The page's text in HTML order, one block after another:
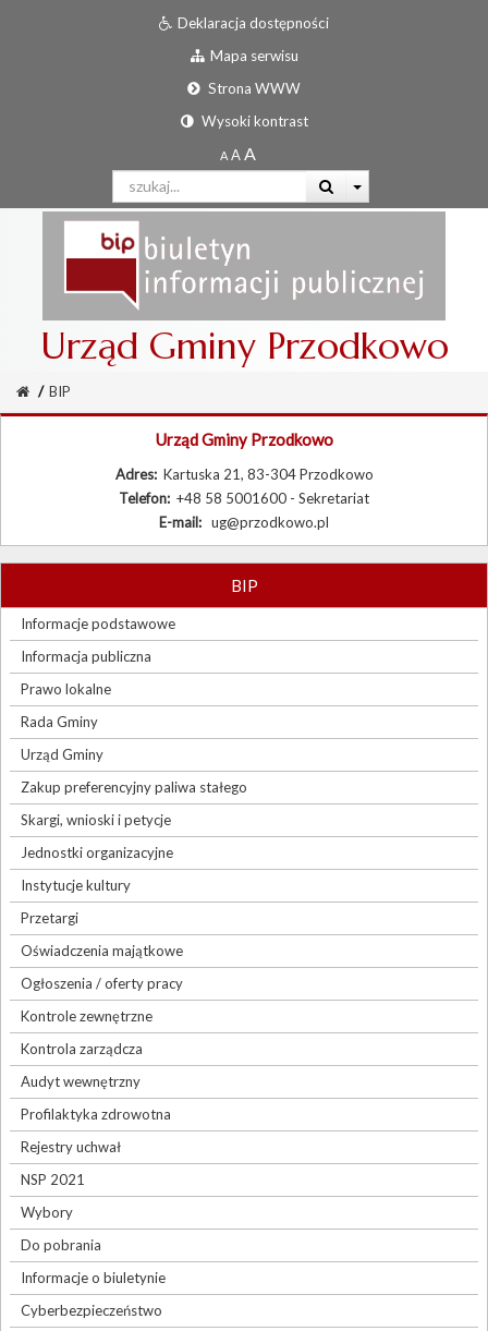
Deklaracja dostępności
Mapa serwisu
Strona WWW
Wysoki kontrast
Urząd Gminy Przodkowo
/ BIP
Urząd Gminy Przodkowo
Adres: Kartuska 21, 83-304 Przodkowo
Telefon: +48 58 5001600 - Sekretariat
E-mail: ug@przodkowo.pl
BIP
Informacje podstawowe
Informacja publiczna
Prawo lokalne
Rada Gminy
Urząd Gminy
Zakup preferencyjny paliwa stałego
Skargi, wnioski i petycje
Jednostki organizacyjne
Instytucje kultury
Przetargi
Oświadczenia majątkowe
Ogłoszenia / oferty pracy
Kontrole zewnętrzne
Kontrola zarządcza
Audyt wewnętrzny
Profilaktyka zdrowotna
Rejestry uchwał
NSP 2021
Wybory
Do pobrania
Informacje o biuletynie
Cyberbezpieczeństwo